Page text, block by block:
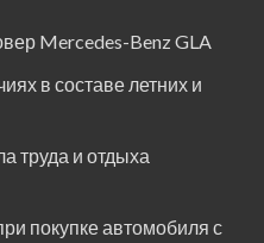
Mercedes-Benz GLA
в составе летних и
труда и отдыха
покупке автомобиля с